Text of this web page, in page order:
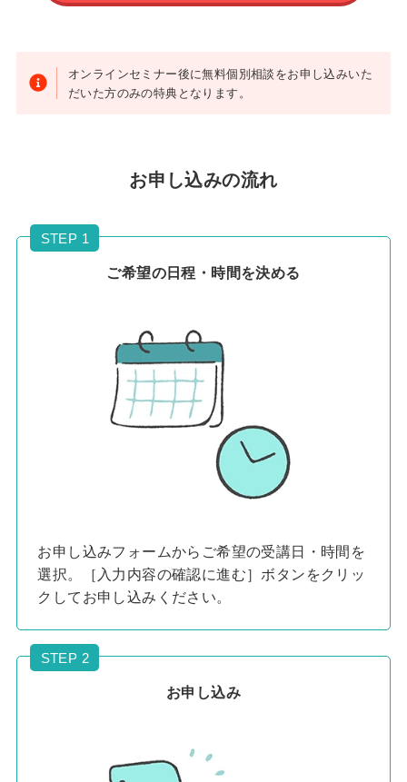
オンラインセミナー後に無料個別相談をお申し込みいた
だいた方のみの特典となります。
お申し込みの流れ
STEP 1
ご希望の日程・時間を決める
お申し込みフォームからご希望の受講日・時間を
選択。［入力内容の確認に進む］ボタンをクリッ
クしてお申し込みください。
STEP 2
お申し込み